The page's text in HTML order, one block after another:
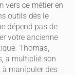
vers ce métier en
outils dès le
dépend pas de
votre ancienne
Thomas,
a multiplié son
manipuler des